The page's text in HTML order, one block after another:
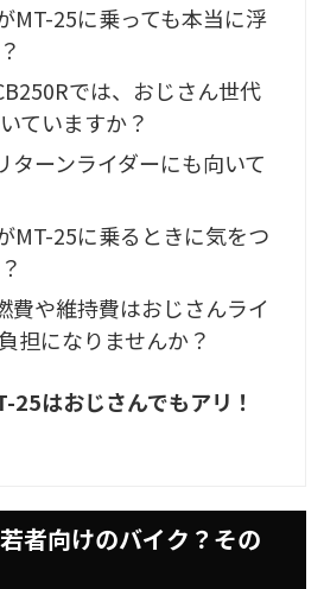
MT-25に乗っても本当に浮
では、おじさん世代
ていますか？
ターンライダーにも向いて
MT-25に乗るときに気をつ
費や維持費はおじさんライ
担になりませんか？
25はおじさんでもアリ！
者向けのバイク？その